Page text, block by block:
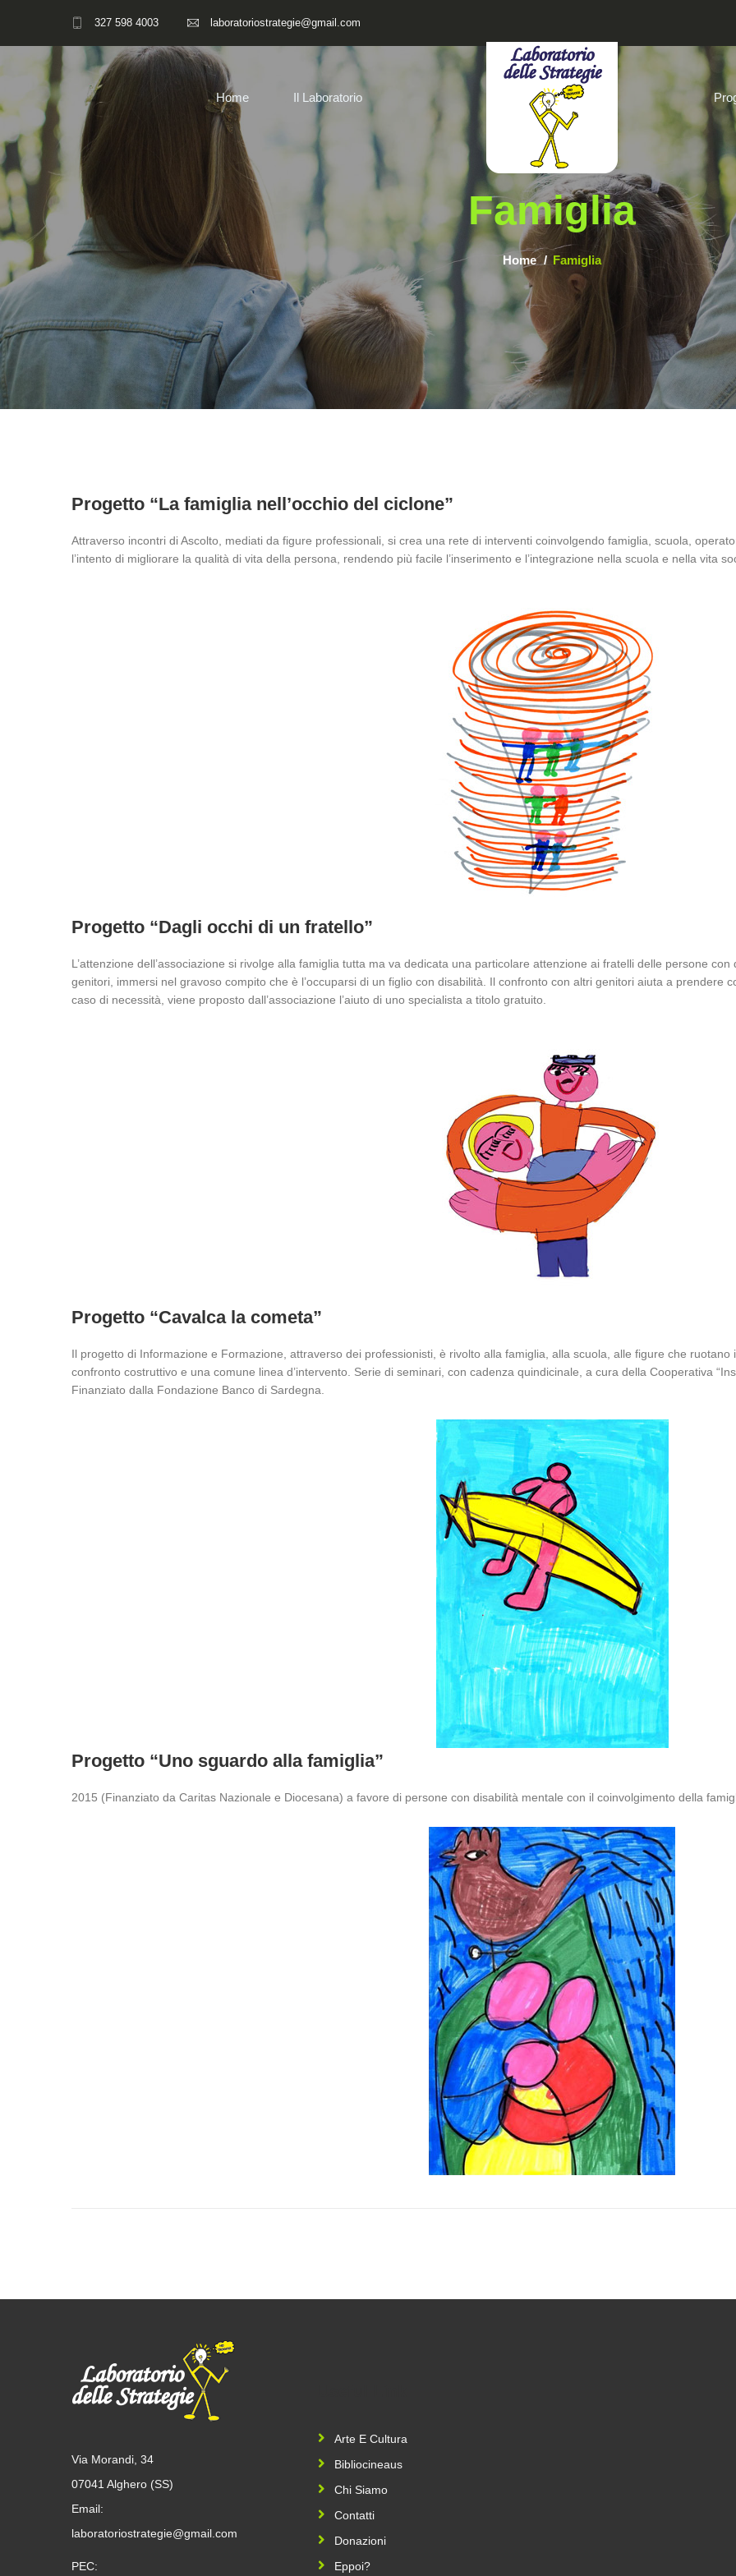
327 598 4003 laboratoriostrategie@gmail.com
Home Il Laboratorio
Famiglia
Home Famiglia
Progetto “La famiglia nell’occhio del ciclone”
Attraverso incontri di Ascolto, mediati da figure professionali, si crea una rete di interventi coinvolgendo famiglia, scuola,
l’intento di migliorare la qualità di vita della persona, rendendo più facile l’inserimento e l’integrazione nella scuola e nella vita
Progetto “Dagli occhi di un fratello”
L’attenzione dell’associazione si rivolge alla famiglia tutta ma va dedicata una particolare attenzione ai fratelli delle persone
genitori, immersi nel gravoso compito che è l’occuparsi di un figlio con disabilità. Il confronto con altri genitori aiuta a prendere
caso di necessità, viene proposto dall’associazione l’aiuto di uno specialista a titolo gratuito.
Progetto “Cavalca la cometa”
Il progetto di Informazione e Formazione, attraverso dei professionisti, è rivolto alla famiglia, alla scuola, alle figure che
confronto costruttivo e una comune linea d’intervento. Serie di seminari, con cadenza quindicinale, a cura della Cooperativa
Finanziato dalla Fondazione Banco di Sardegna.
Progetto “Uno sguardo alla famiglia”
2015 (Finanziato da Caritas Nazionale e Diocesana) a favore di persone con disabilità mentale con il coinvolgimento della
Via Morandi, 34
07041 Alghero (SS)
Email:
laboratoriostrategie@gmail.com
PEC:
Arte E Cultura
Bibliocineaus
Chi Siamo
Contatti
Donazioni
Eppoi?